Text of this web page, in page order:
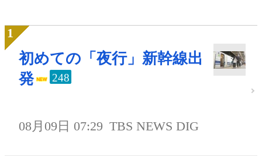
初めての「夜行」新幹線出
発
248
08月09日 07:29 TBS NEWS DIG